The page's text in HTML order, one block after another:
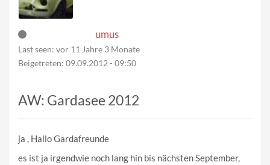
umus
Last seen: vor 11 Jahre 3 Monate
Beigetreten: 09.09.2012 - 09:50
AW: Gardasee 2012
ja , Hallo Gardafreunde
es ist ja irgendwie noch lang hin bis nächsten September,